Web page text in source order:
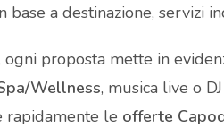
base a destinazione, servizi
proposta mette in
Wellness, musica live o
rapidamente le offerte